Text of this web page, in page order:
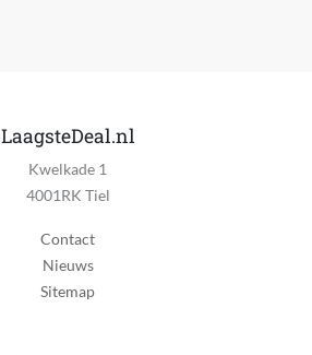
LaagsteDeal.nl
Kwelkade 1
4001RK Tiel
Contact
Nieuws
Sitemap